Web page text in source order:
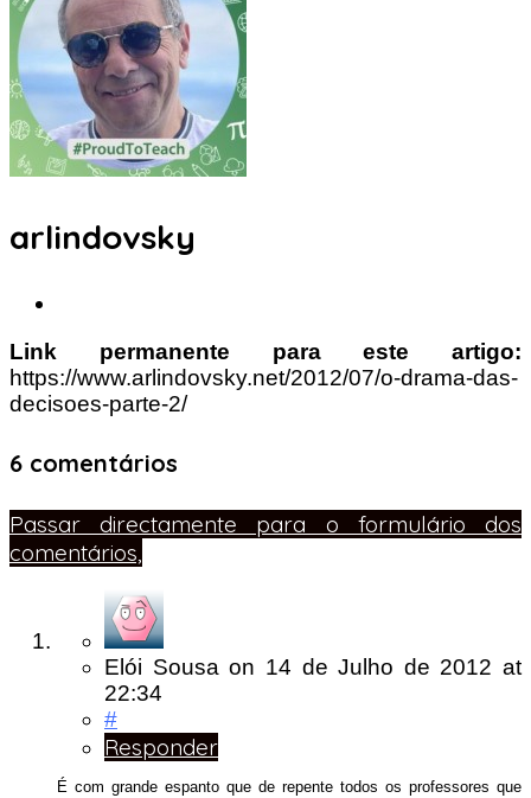
arlindovsky
Link permanente para este artigo:
https://www.arlindovsky.net/2012/07/o-drama-das-
decisoes-parte-2/
6 comentários
Passar directamente para o formulário dos
comentários,
Elói Sousa on 14 de Julho de 2012 at
22:34
#
Responder
É com grande espanto que de repente todos os professores que